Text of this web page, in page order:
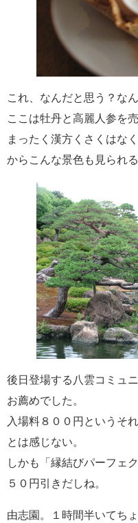
これ、なんだと思う？な
ここは牡丹と高麗人参を
まったく漢方くさくはな
からこんな景色も見られる
後日登場する八雲コミュ
お薦めでした。
入場料８００円というそ
とは感じない。
しかも「縁結びパーフェ
５０円引きだしね。
由志園。１時間半いてちょ